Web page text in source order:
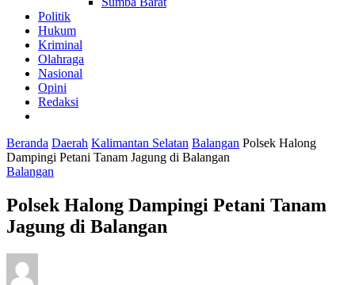
Politik
Hukum
Kriminal
Olahraga
Nasional
Opini
Redaksi
Beranda Daerah Kalimantan Selatan Balangan Polsek Halong
Dampingi Petani Tanam Jagung di Balangan
Balangan
Polsek Halong Dampingi Petani Tanam
Jagung di Balangan